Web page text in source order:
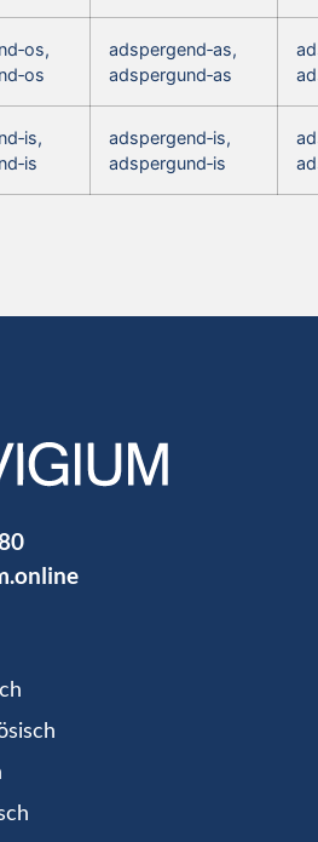
adspergend‑as,
adspergund‑as
adspergend‑is,
adspergund‑is